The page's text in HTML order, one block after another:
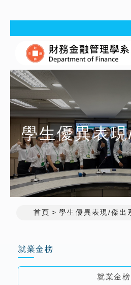
學生優異表
首頁 學生優異表現/傑出
就業金榜
就業金榜